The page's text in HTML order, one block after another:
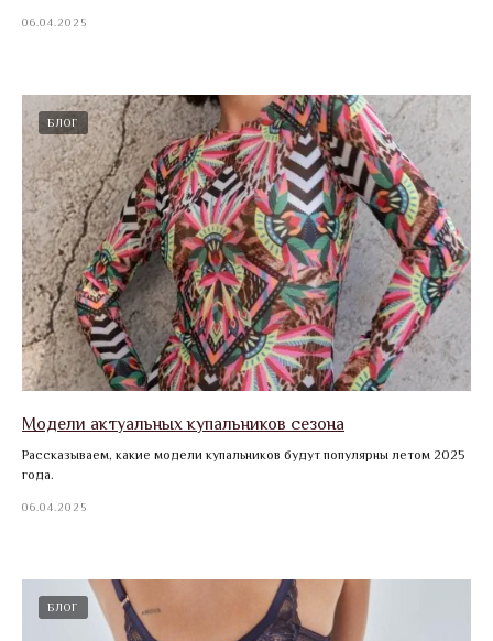
06.04.2025
БЛОГ
Модели актуальных купальников сезона
Рассказываем, какие модели купальников будут популярны летом 2025
года.
06.04.2025
БЛОГ